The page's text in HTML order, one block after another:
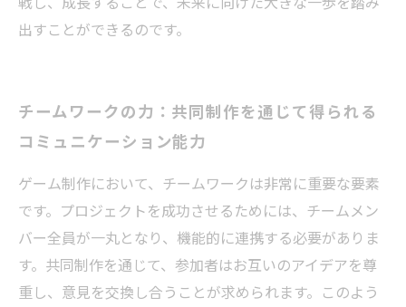
出すことができるのです。
チームワークの力：共同制作を通じて得られる
コミュニケーション能力
ゲーム制作において、チームワークは非常に重要な要素
です。プロジェクトを成功させるためには、チームメン
バー全員が一丸となり、機能的に連携する必要がありま
す。共同制作を通じて、参加者はお互いのアイデアを尊
重し、意見を交換し合うことが求められます。このよう